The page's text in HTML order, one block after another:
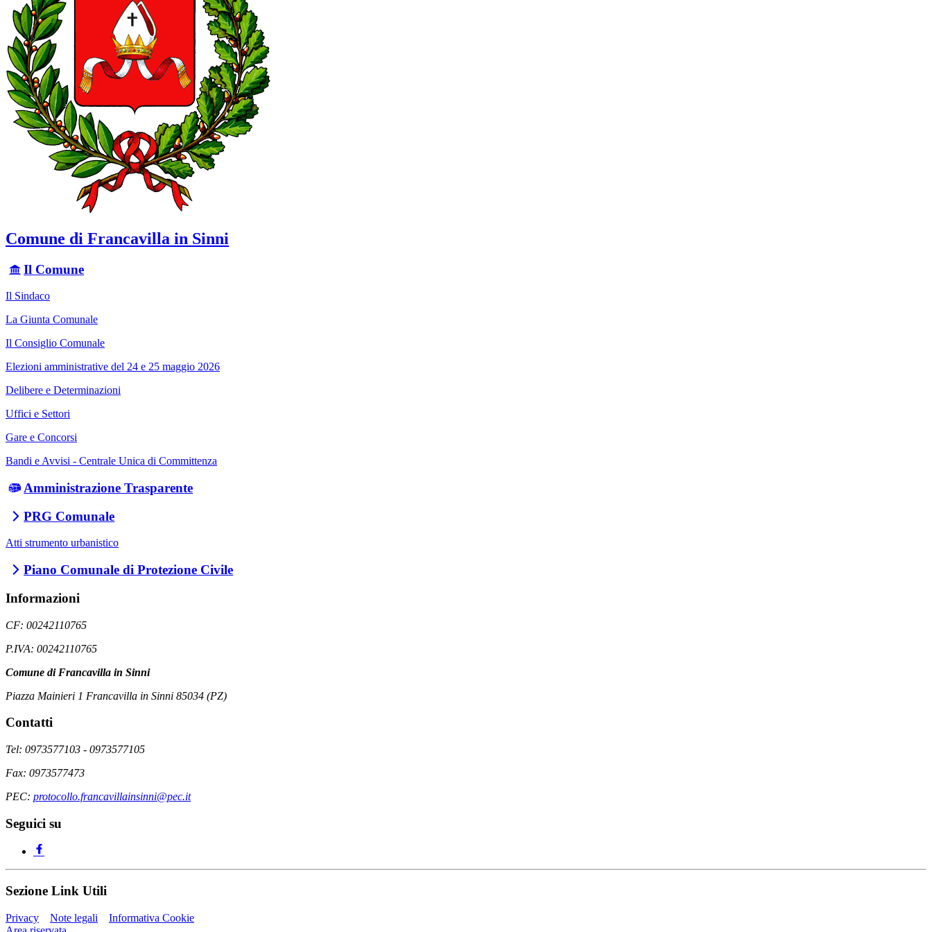
Comune di Francavilla in Sinni
Il Comune
Il Sindaco
La Giunta Comunale
Il Consiglio Comunale
Elezioni amministrative del 24 e 25 maggio 2026
Delibere e Determinazioni
Uffici e Settori
Gare e Concorsi
Bandi e Avvisi - Centrale Unica di Committenza
Amministrazione Trasparente
PRG Comunale
Atti strumento urbanistico
Piano Comunale di Protezione Civile
Informazioni
CF: 00242110765
P.IVA: 00242110765
Comune di Francavilla in Sinni
Piazza Mainieri 1 Francavilla in Sinni 85034 (PZ)
Contatti
Tel: 0973577103 - 0973577105
Fax: 0973577473
PEC: protocollo.francavillainsinni@pec.it
Seguici su
Sezione Link Utili
Privacy Note legali
Informativa Cookie